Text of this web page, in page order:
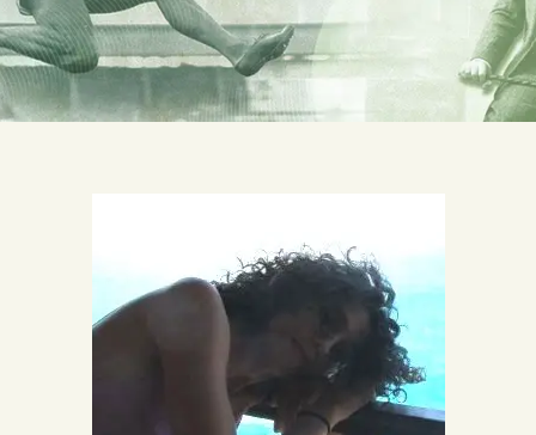
ΣΧΕΤΙΚΑ ΜΕ ΕΜΑΣ
ΝΕΑ
ΕΠΙΚΟΙΝΩΝΙΑ